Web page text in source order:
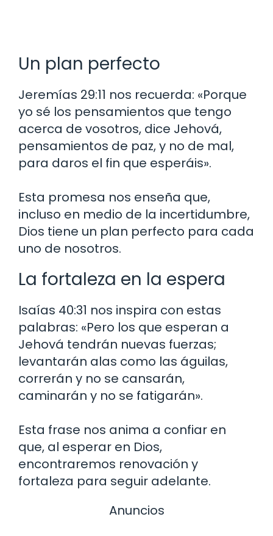
Un plan perfecto
Jeremías 29:11 nos recuerda: «Porque
yo sé los pensamientos que tengo
acerca de vosotros, dice Jehová,
pensamientos de paz, y no de mal,
para daros el fin que esperáis».
Esta promesa nos enseña que,
incluso en medio de la incertidumbre,
Dios tiene un plan perfecto para cada
uno de nosotros.
La fortaleza en la espera
Isaías 40:31 nos inspira con estas
palabras: «Pero los que esperan a
Jehová tendrán nuevas fuerzas;
levantarán alas como las águilas,
correrán y no se cansarán,
caminarán y no se fatigarán».
Esta frase nos anima a confiar en
que, al esperar en Dios,
encontraremos renovación y
fortaleza para seguir adelante.
Anuncios